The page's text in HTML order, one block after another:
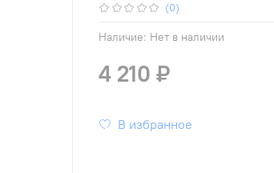
(0)
Наличие: Нет в наличии
4 210 ₽
В избранное